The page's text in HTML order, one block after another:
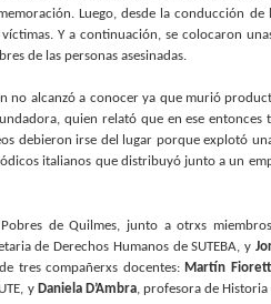
Luego, desde la conducción de
Y a continuación, se colocaron
de las personas asesinadas.
no alcanzó a conocer ya que murió
quien relató que en ese entonces
debieron irse del lugar porque explotó
italianos que distribuyó junto a un
de Quilmes, junto a otrxs
de Derechos Humanos de SUTEBA, y
tres compañerxs docentes: Martín
y Daniela D’Ambra, profesora de Historia